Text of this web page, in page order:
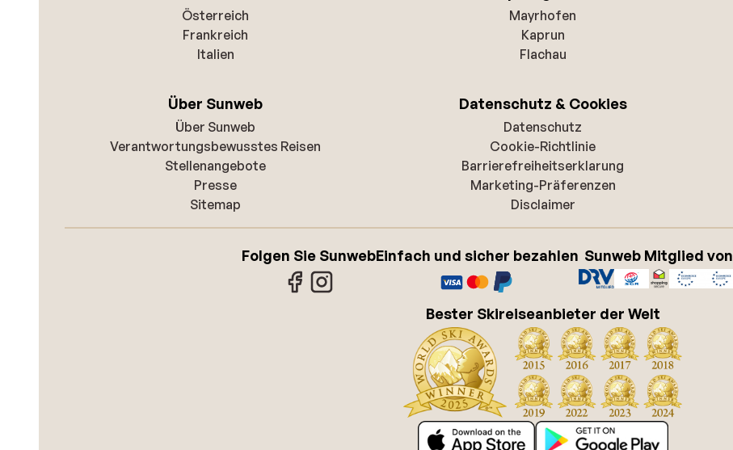
Österreich
Frankreich
Italien
Mayrhofen
Kaprun
Flachau
Über Sunweb
Über Sunweb
Verantwortungsbewusstes Reisen
Stellenangebote
Presse
Sitemap
Datenschutz & Cookies
Datenschutz
Cookie-Richtlinie
Barrierefreiheitserklarung
Marketing-Präferenzen
Disclaimer
Folgen Sie SunwebEinfach und sicher bezahlen Sunweb Mitglied von
Bester Skireiseanbieter der Welt